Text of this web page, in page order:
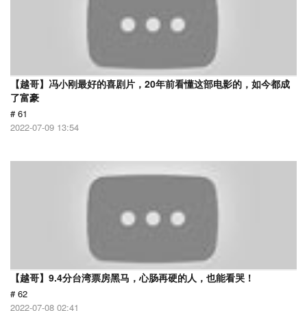
【越哥】冯小刚最好的喜剧片，20年前看懂这部电影的，如今都成
了富豪
# 61
2022-07-09 13:54
【越哥】9.4分台湾票房黑马，心肠再硬的人，也能看哭！
# 62
2022-07-08 02:41